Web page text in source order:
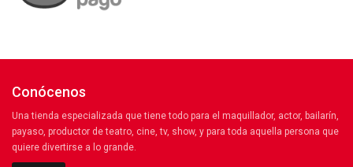
Conócenos
Una tienda especializada que tiene todo para el maquillador, actor, bailarín,
payaso, productor de teatro, cine, tv, show, y para toda aquella persona que
quiere divertirse a lo grande.